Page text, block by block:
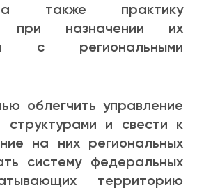
а также практику
при назначении их
с региональными
управление
структурами и свести к
на них региональных
систему федеральных
территорию